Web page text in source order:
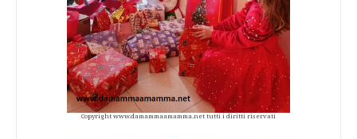
Copyright www.damammaamamma.net tutti i diritti riservati